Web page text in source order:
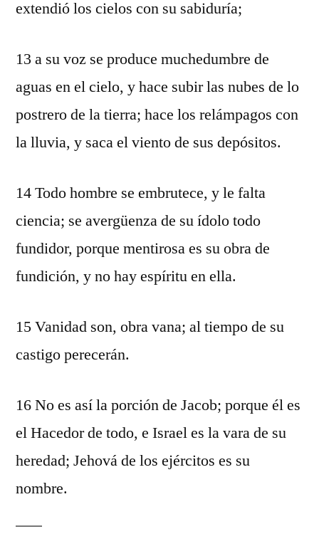
extendió los cielos con su sabiduría;
13 a su voz se produce muchedumbre de
aguas en el cielo, y hace subir las nubes de lo
postrero de la tierra; hace los relámpagos con
la lluvia, y saca el viento de sus depósitos.
14 Todo hombre se embrutece, y le falta
ciencia; se avergüenza de su ídolo todo
fundidor, porque mentirosa es su obra de
fundición, y no hay espíritu en ella.
15 Vanidad son, obra vana; al tiempo de su
castigo perecerán.
16 No es así la porción de Jacob; porque él es
el Hacedor de todo, e Israel es la vara de su
heredad; Jehová de los ejércitos es su
nombre.